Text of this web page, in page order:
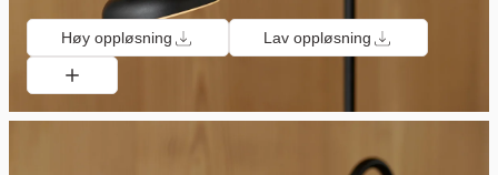
Høy oppløsning Lav oppløsning